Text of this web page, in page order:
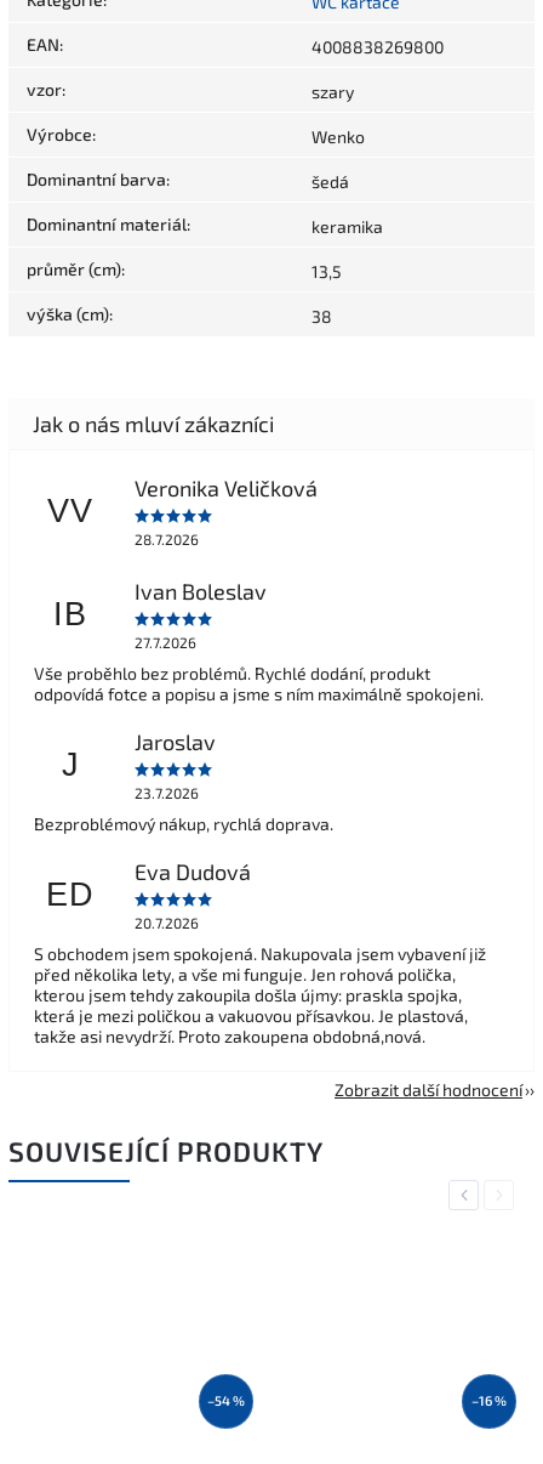
EAN: 4008838269800
vzor: szary
Výrobce: Wenko
Dominantní barva: šedá
Dominantní materiál: keramika
průměr (cm): 13,5
výška (cm): 38
VV
Veronika Veličková
28.7.2026
IB
Ivan Boleslav
27.7.2026
Vše proběhlo bez problémů. Rychlé dodání, produkt
odpovídá fotce a popisu a jsme s ním maximálně spokojeni.
J
Jaroslav
23.7.2026
Bezproblémový nákup, rychlá doprava.
ED
Eva Dudová
20.7.2026
S obchodem jsem spokojená. Nakupovala jsem vybavení již
před několika lety, a vše mi funguje. Jen rohová polička,
kterou jsem tehdy zakoupila došla újmy: praskla spojka,
která je mezi poličkou a vakuovou přísavkou. Je plastová,
takže asi nevydrží. Proto zakoupena obdobná,nová.
Zobrazit další hodnocení
SOUVISEJÍCÍ PRODUKTY
Previous
–54 % –16 %
Next